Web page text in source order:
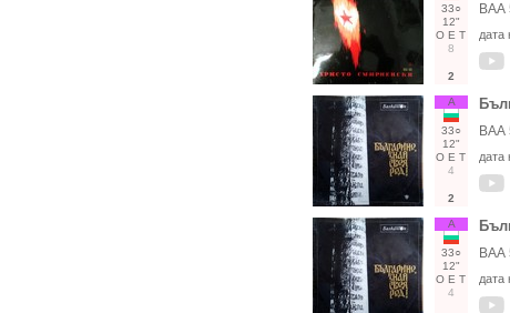
33○
12"
О Е Т
8
2
ВАА
дата
А
33○
12"
О Е Т
4
2
ВАА
дата
А
33○
12"
О Е Т
4
ВАА
дата